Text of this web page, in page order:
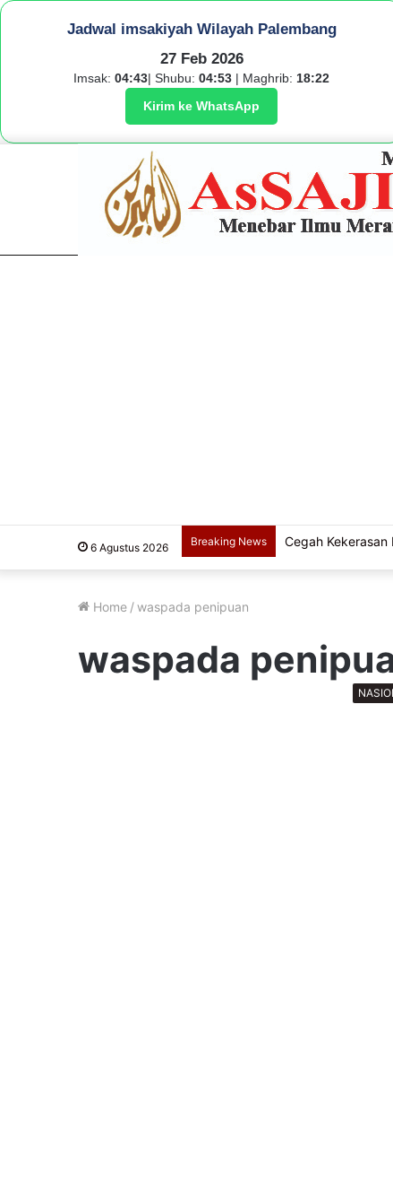
Jadwal imsakiyah Wilayah Palembang
27 Feb 2026
Imsak: 04:43| Shubu: 04:53 | Maghrib: 18:22
Kirim ke WhatsApp
6 Agustus 2026 Breaking News Cegah Kekerasan
Home /waspada penipuan
waspada